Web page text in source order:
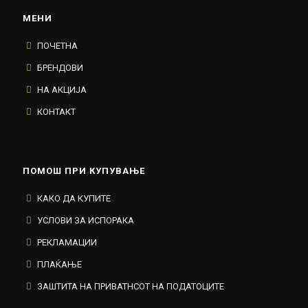
МЕНИ
ПОЧЕТНА
БРЕНДОВИ
НА АКЦИЈА
КОНТАКТ
ПОМОШ ПРИ КУПУВАЊЕ
КАКО ДА КУПИТЕ
УСЛОВИ ЗА ИСПОРАКА
РЕКЛАМАЦИИ
ПЛАЌАЊЕ
ЗАШТИТА НА ПРИВАТНСОТ НА ПОДАТОЦИТЕ